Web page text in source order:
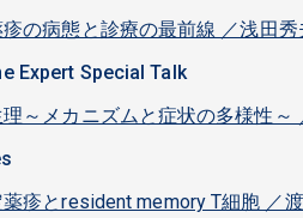
の病態と診療の最前線 ／浅田秀
Expert Special Talk
～メカニズムと症状の多様性
薬疹とresident memory T細胞 ／